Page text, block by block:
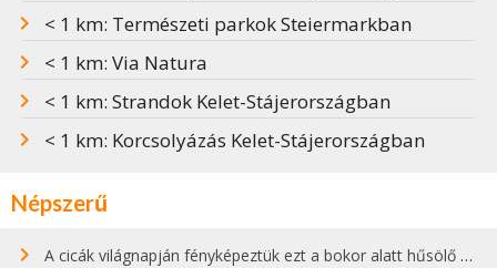
< 1 km: Természeti parkok Steiermarkban
< 1 km: Via Natura
< 1 km: Strandok Kelet-Stájerországban
< 1 km: Korcsolyázás Kelet-Stájerországban
Népszerű
A cicák világnapján fényképeztük ezt a bokor alatt hűsölő cicát Kisorosziban